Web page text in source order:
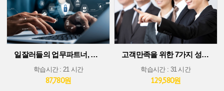
일잘러들의 업무파트너, ChatGPT 스마트하게 일하라!
학습시간 : 21 시간
87,780원
고객만족을 위한 7가지 성공 가이드
학습시간 : 31 시간
129,580원